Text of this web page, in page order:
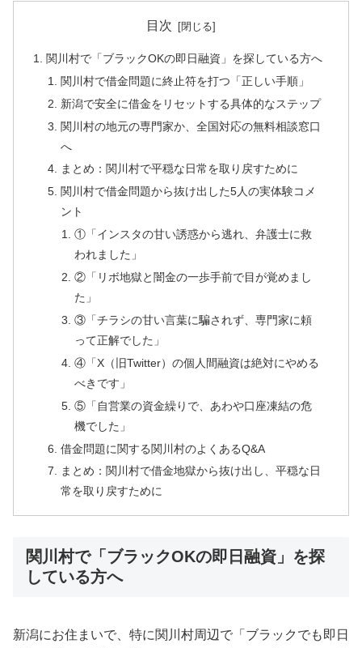
目次
関川村で「ブラックOKの即日融資」を探している方へ
関川村で借金問題に終止符を打つ「正しい手順」
新潟で安全に借金をリセットする具体的なステップ
関川村の地元の専門家か、全国対応の無料相談窓口
へ
まとめ：関川村で平穏な日常を取り戻すために
関川村で借金問題から抜け出した5人の実体験コメ
ント
①「インスタの甘い誘惑から逃れ、弁護士に救
われました」
②「リボ地獄と闇金の一歩手前で目が覚めまし
た」
③「チラシの甘い言葉に騙されず、専門家に頼
って正解でした」
④「X（旧Twitter）の個人間融資は絶対にやめる
べきです」
⑤「自営業の資金繰りで、あわや口座凍結の危
機でした」
借金問題に関する関川村のよくあるQ&A
まとめ：関川村で借金地獄から抜け出し、平穏な日
常を取り戻すために
関川村で「ブラックOKの即日融資」を探
している方へ
新潟にお住まいで、特に関川村周辺で「ブラックでも即日